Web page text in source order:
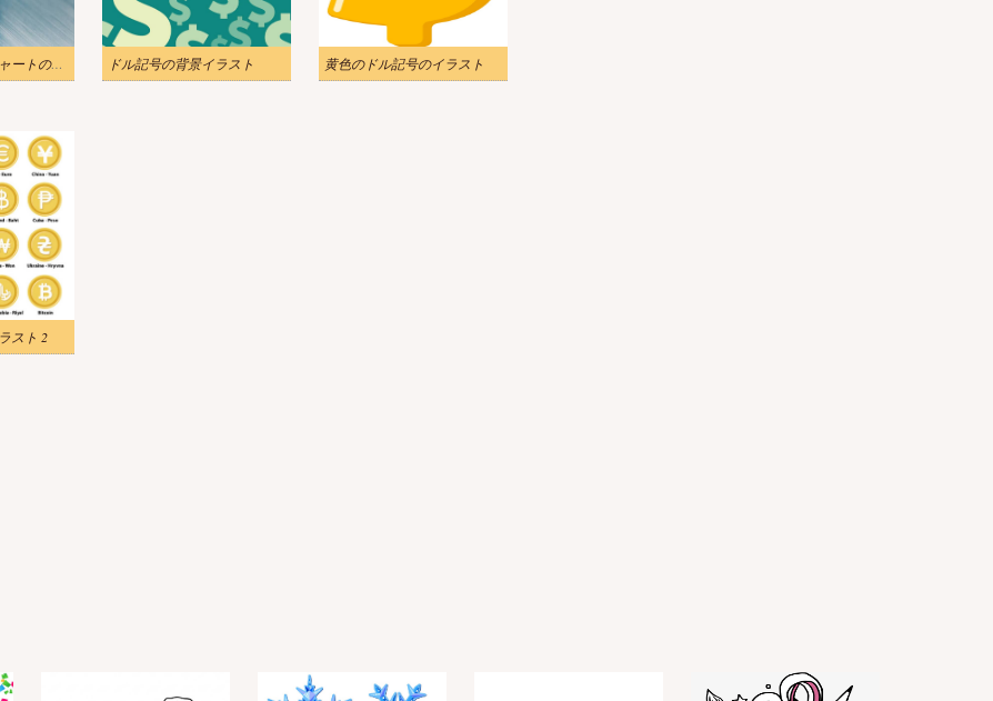
ドル記号と経済チャートのイラスト ドル記号の背景イラスト 黄色のドル記号のイラスト
スト 2